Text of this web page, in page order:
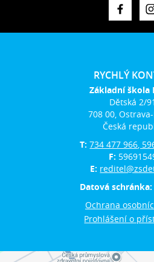
RYCHLÝ
Základní škola
Dětská 2/
708 00,
Česká
T:734 477 966,
F:
E:
Datová
Ochrana
Prohlášení o